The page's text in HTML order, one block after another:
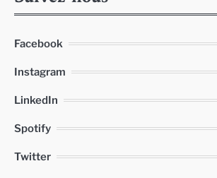
Facebook
Instagram
LinkedIn
Spotify
Twitter